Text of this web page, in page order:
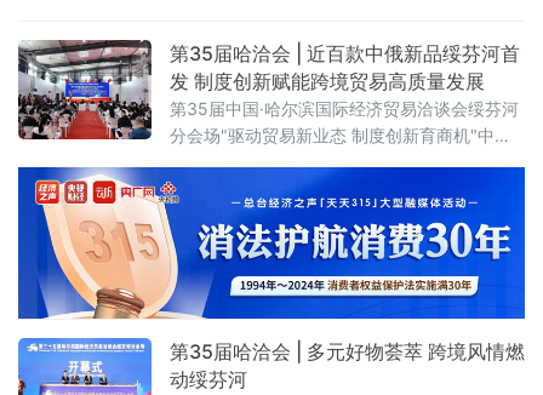
特色产品强势参展。齐齐哈尔展区以“大国重
器，北国粮仓”为主题惊艳亮相第十届中俄博览
会，总面积 112.5 平方米，聚焦齐齐
第35届哈洽会 | 近百款中俄新品绥芬河首
发 制度创新赋能跨境贸易高质量发展
第35届中国·哈尔滨国际经济贸易洽谈会绥芬河
分会场"驱动贸易新业态 制度创新育商机"中俄
国际商贸中心举办。近百款中俄特色新品集中
亮相，10家中外重点企业登台推介，精准匹配
双边市场供需，为中俄跨境贸易转型升级注入
强劲动能。
第35届哈洽会 | 多元好物荟萃 跨境风情燃
动绥芬河